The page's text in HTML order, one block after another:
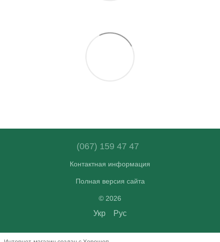
(067) 159 47 47
Контактная информация
Полная версия сайта
© 2026
Укр Рус